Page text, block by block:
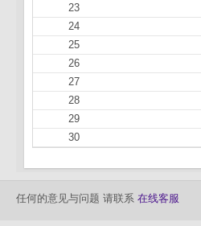
23
24
25
26
27
28
29
30
任何的意见与问题 请联系 在线客服